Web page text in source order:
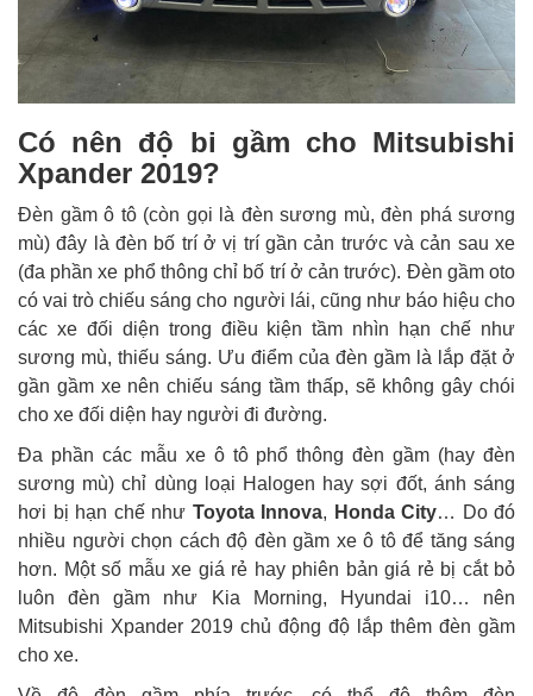
Có nên độ bi gầm cho Mitsubishi
Xpander 2019?
Đèn gầm ô tô (còn gọi là đèn sương mù, đèn phá sương
mù) đây là đèn bố trí ở vị trí gần cản trước và cản sau xe
(đa phần xe phổ thông chỉ bố trí ở cản trước). Đèn gầm oto
có vai trò chiếu sáng cho người lái, cũng như báo hiệu cho
các xe đối diện trong điều kiện tầm nhìn hạn chế như
sương mù, thiếu sáng. Ưu điểm của đèn gầm là lắp đặt ở
gần gầm xe nên chiếu sáng tầm thấp, sẽ không gây chói
cho xe đối diện hay người đi đường.
Đa phần các mẫu xe ô tô phổ thông đèn gầm (hay đèn
sương mù) chỉ dùng loại Halogen hay sợi đốt, ánh sáng
hơi bị hạn chế như Toyota Innova, Honda City… Do đó
nhiều người chọn cách độ đèn gầm xe ô tô để tăng sáng
hơn. Một số mẫu xe giá rẻ hay phiên bản giá rẻ bị cắt bỏ
luôn đèn gầm như Kia Morning, Hyundai i10… nên
Mitsubishi Xpander 2019 chủ động độ lắp thêm đèn gầm
cho xe.